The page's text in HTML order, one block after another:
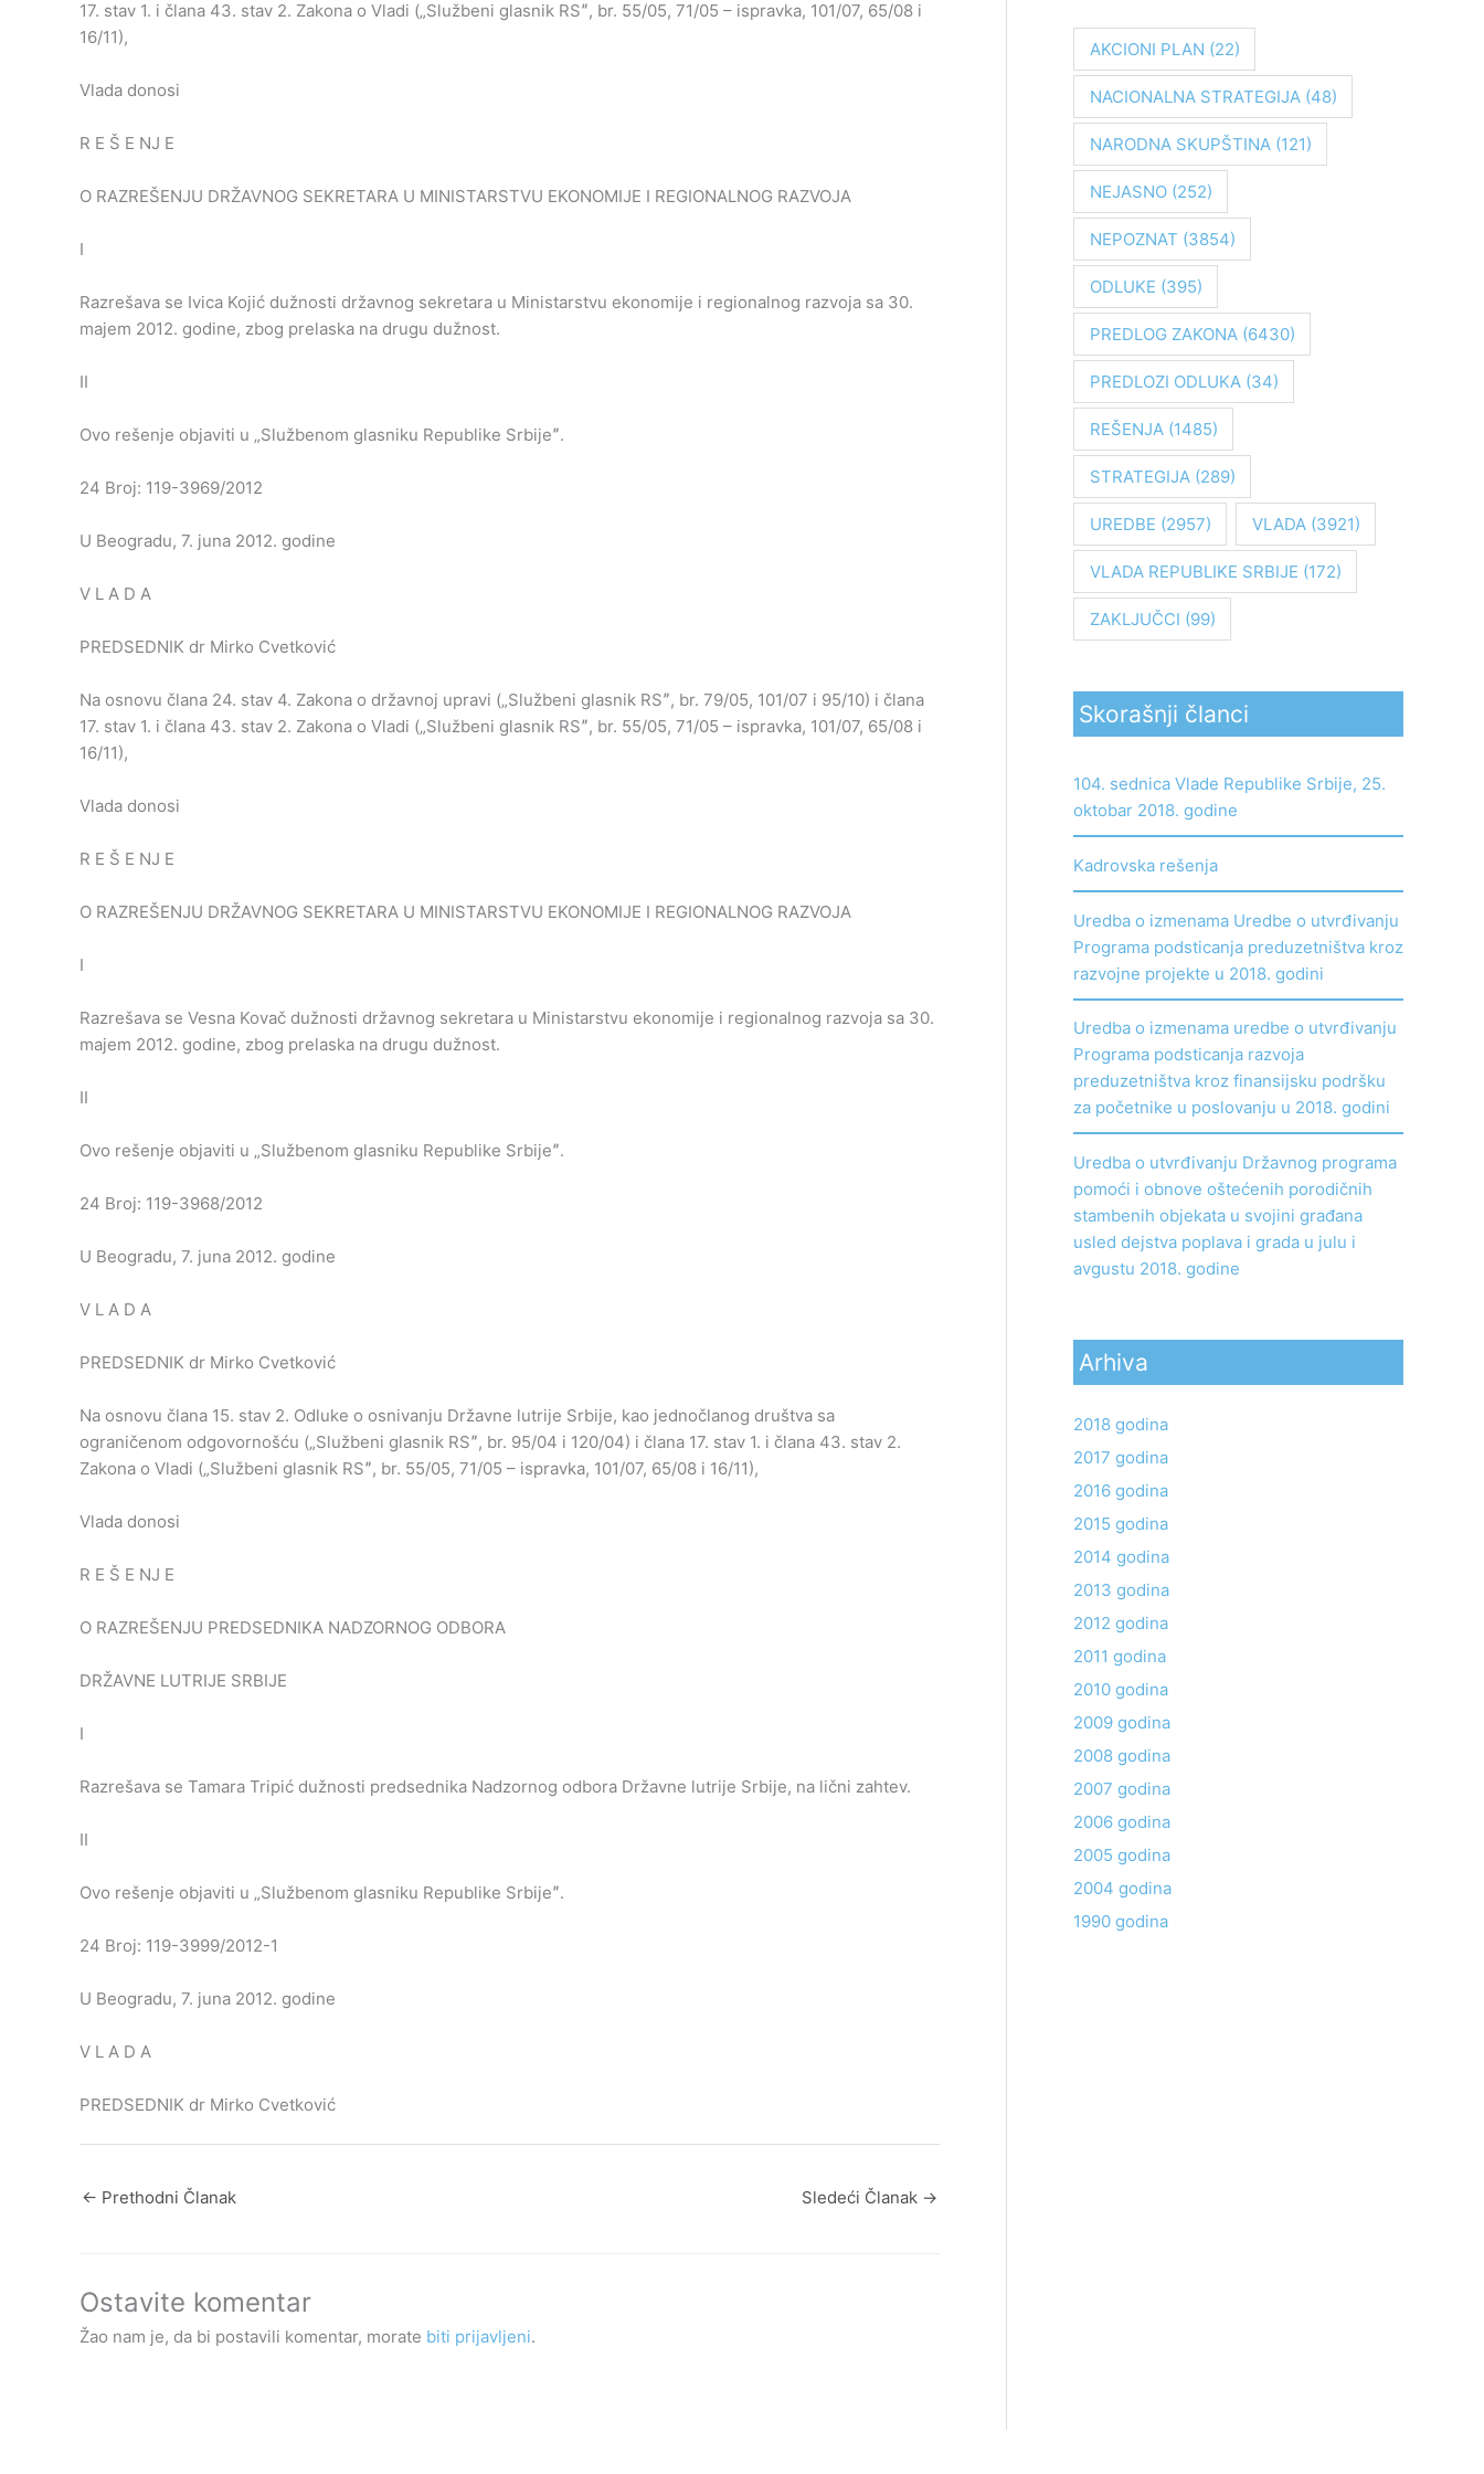
17. stav 1. i člana 43. stav 2. Zakona o Vladi („Službeni glasnik RSˮ, br. 55/05, 71/05 – ispravka, 101/07, 65/08 i
16/11),
Vlada donosi
R E Š E NJ E
O RAZREŠENJU DRŽAVNOG SEKRETARA U MINISTARSTVU EKONOMIJE I REGIONALNOG RAZVOJA
I
Razrešava se Ivica Kojić dužnosti državnog sekretara u Ministarstvu ekonomije i regionalnog razvoja sa 30.
majem 2012. godine, zbog prelaska na drugu dužnost.
II
Ovo rešenje objaviti u „Službenom glasniku Republike Srbijeˮ.
24 Broj: 119-3969/2012
U Beogradu, 7. juna 2012. godine
V L A D A
PREDSEDNIK dr Mirko Cvetković
Na osnovu člana 24. stav 4. Zakona o državnoj upravi („Službeni glasnik RSˮ, br. 79/05, 101/07 i 95/10) i člana
17. stav 1. i člana 43. stav 2. Zakona o Vladi („Službeni glasnik RSˮ, br. 55/05, 71/05 – ispravka, 101/07, 65/08 i
16/11),
Vlada donosi
R E Š E NJ E
O RAZREŠENJU DRŽAVNOG SEKRETARA U MINISTARSTVU EKONOMIJE I REGIONALNOG RAZVOJA
I
Razrešava se Vesna Kovač dužnosti državnog sekretara u Ministarstvu ekonomije i regionalnog razvoja sa 30.
majem 2012. godine, zbog prelaska na drugu dužnost.
II
Ovo rešenje objaviti u „Službenom glasniku Republike Srbijeˮ.
24 Broj: 119-3968/2012
U Beogradu, 7. juna 2012. godine
V L A D A
PREDSEDNIK dr Mirko Cvetković
Na osnovu člana 15. stav 2. Odluke o osnivanju Državne lutrije Srbije, kao jednočlanog društva sa
ograničenom odgovornošću („Službeni glasnik RSˮ, br. 95/04 i 120/04) i člana 17. stav 1. i člana 43. stav 2.
Zakona o Vladi („Službeni glasnik RSˮ, br. 55/05, 71/05 – ispravka, 101/07, 65/08 i 16/11),
Vlada donosi
R E Š E NJ E
O RAZREŠENJU PREDSEDNIKA NADZORNOG ODBORA
DRŽAVNE LUTRIJE SRBIJE
I
Razrešava se Tamara Tripić dužnosti predsednika Nadzornog odbora Državne lutrije Srbije, na lični zahtev.
II
Ovo rešenje objaviti u „Službenom glasniku Republike Srbijeˮ.
24 Broj: 119-3999/2012-1
U Beogradu, 7. juna 2012. godine
V L A D A
PREDSEDNIK dr Mirko Cvetković
← Prethodni Članak Sledeći Članak →
Ostavite komentar
Žao nam je, da bi postavili komentar, morate biti prijavljeni.
g
a
:
AKCIONI PLAN (22)
NACIONALNA STRATEGIJA(48)
NARODNA SKUPŠTINA(121)
NEJASNO(252)
NEPOZNAT (3854)
ODLUKE (395)
PREDLOG ZAKONA(6430)
PREDLOZI ODLUKA(34)
REŠENJA(1485)
STRATEGIJA(289)
UREDBE (2957) VLADA(3921)
VLADA REPUBLIKE SRBIJE (172)
ZAKLJUČCI (99)
Skorašnji članci
104. sednica Vlade Republike Srbije, 25.
oktobar 2018. godine
Kadrovska rešenja
Uredba o izmenama Uredbe o utvrđivanju
Programa podsticanja preduzetništva kroz
razvojne projekte u 2018. godini
Uredba o izmenama uredbe o utvrđivanju
Programa podsticanja razvoja
preduzetništva kroz finansijsku podršku
za početnike u poslovanju u 2018. godini
Uredba o utvrđivanju Državnog programa
pomoći i obnove oštećenih porodičnih
stambenih objekata u svojini građana
usled dejstva poplava i grada u julu i
avgustu 2018. godine
Arhiva
2018 godina
2017 godina
2016 godina
2015 godina
2014 godina
2013 godina
2012 godina
2011 godina
2010 godina
2009 godina
2008 godina
2007 godina
2006 godina
2005 godina
2004 godina
1990 godina